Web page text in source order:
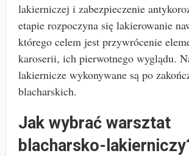
lakierniczej i zabezpieczenie
etapie rozpoczyna się lakierowanie
którego celem jest przywrócenie
karoserii, ich pierwotnego wyglądu.
lakiernicze wykonywane są po
blacharskich.
Jak wybrać warsztat
blacharsko-